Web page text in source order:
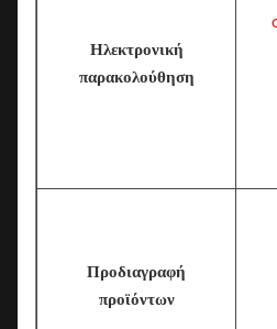
Ηλεκτρονική
παρακολούθηση
Προδιαγραφή
προϊόντων